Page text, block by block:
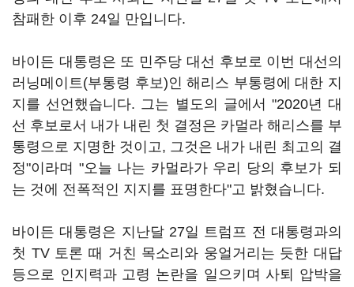
참패한 이후 24일 만입니다.
바이든 대통령은 또 민주당 대선 후보로 이번 대선의
러닝메이트(부통령 후보)인 해리스 부통령에 대한 지
지를 선언했습니다. 그는 별도의 글에서 "2020년 대
선 후보로서 내가 내린 첫 결정은 카멀라 해리스를 부
통령으로 지명한 것이고, 그것은 내가 내린 최고의 결
정"이라며 "오늘 나는 카멀라가 우리 당의 후보가 되
는 것에 전폭적인 지지를 표명한다"고 밝혔습니다.
바이든 대통령은 지난달 27일 트럼프 전 대통령과의
첫 TV 토론 때 거친 목소리와 웅얼거리는 듯한 대답
등으로 인지력과 고령 논란을 일으키며 사퇴 압박을